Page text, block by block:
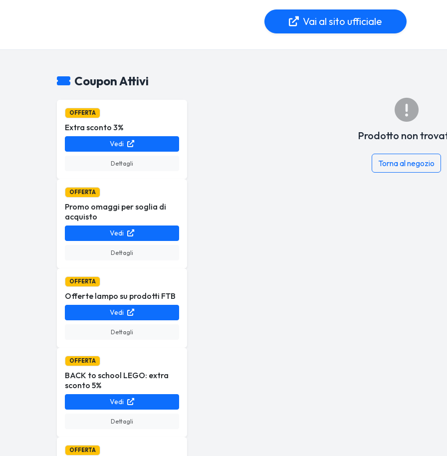
Vai al sito ufficiale
Coupon Attivi
OFFERTA
Extra sconto 3%
Vedi
Dettagli
OFFERTA
Promo omaggi per soglia di
acquisto
Vedi
Dettagli
OFFERTA
Offerte lampo su prodotti FTB
Vedi
Dettagli
OFFERTA
BACK to school LEGO: extra
sconto 5%
Vedi
Dettagli
OFFERTA
Prodotto non
Torna al negozio